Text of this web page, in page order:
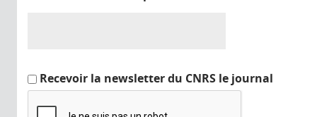
Recevoir la newsletter du CNRS le journal